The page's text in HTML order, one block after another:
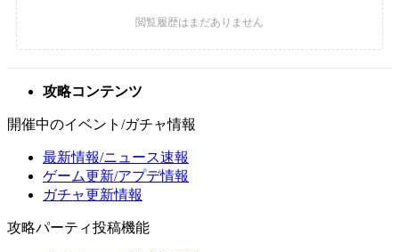
攻略コンテンツ
開催中のイベント/ガチャ情報
最新情報/ニュース速報
ゲーム更新/アプデ情報
ガチャ更新情報
攻略パーティ投稿機能